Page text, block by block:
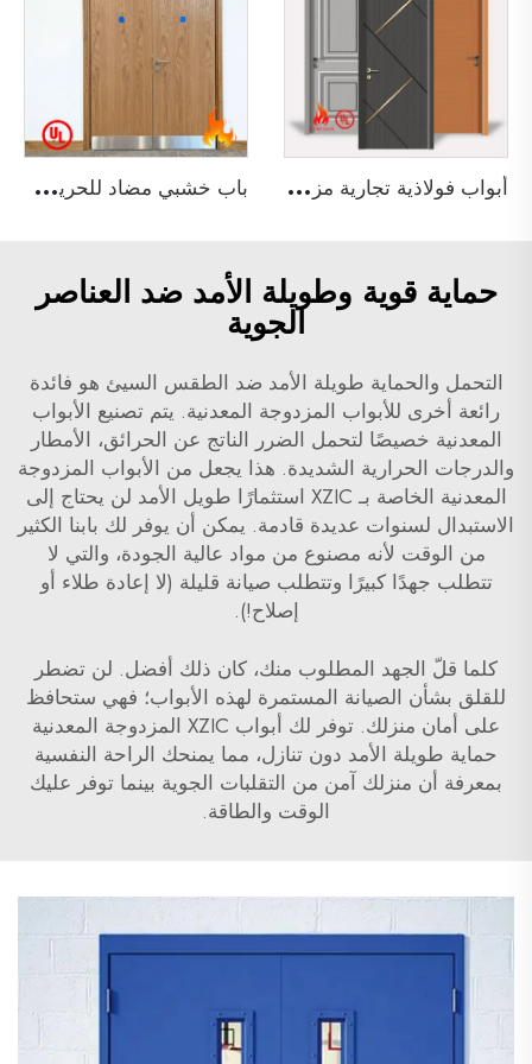
أ
بواب فولاذية تجارية مزدوجة وفردية مقاومة للحريق لمدة 3 ساعات ومصنفة من قبل UL لأبواب المجتمعات ب
اب خشبي مضاد للحريق لمدة 90 دقيقة غير متساوي مع شهادة UL لمبنى فندق
حماية قوية وطويلة الأمد ضد العناصر
الجوية
التحمل والحماية طويلة الأمد ضد الطقس السيئ هو فائدة
رائعة أخرى للأبواب المزدوجة المعدنية. يتم تصنيع الأبواب
المعدنية خصيصًا لتحمل الضرر الناتج عن الحرائق، الأمطار
والدرجات الحرارية الشديدة. هذا يجعل من الأبواب المزدوجة
المعدنية الخاصة بـ XZIC استثمارًا طويل الأمد لن يحتاج إلى
الاستبدال لسنوات عديدة قادمة. يمكن أن يوفر لك بابنا الكثير
من الوقت لأنه مصنوع من مواد عالية الجودة، والتي لا
تتطلب جهدًا كبيرًا وتتطلب صيانة قليلة (لا إعادة طلاء أو
إصلاح!).
كلما قلّ الجهد المطلوب منك، كان ذلك أفضل. لن تضطر
للقلق بشأن الصيانة المستمرة لهذه الأبواب؛ فهي ستحافظ
على أمان منزلك. توفر لك أبواب XZIC المزدوجة المعدنية
حماية طويلة الأمد دون تنازل، مما يمنحك الراحة النفسية
بمعرفة أن منزلك آمن من التقلبات الجوية بينما توفر عليك
الوقت والطاقة.